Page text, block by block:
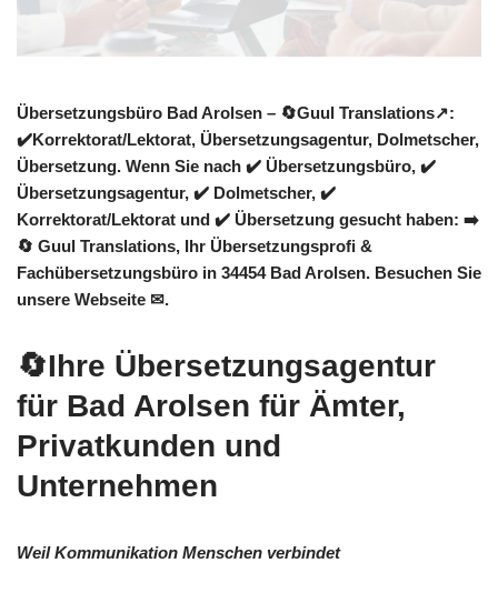
Übersetzungsbüro Bad Arolsen – 🔄Guul Translations↗️:
✔️Korrektorat/Lektorat, Übersetzungsagentur, Dolmetscher,
Übersetzung. Wenn Sie nach ✔️ Übersetzungsbüro, ✔️
Übersetzungsagentur, ✔️ Dolmetscher, ✔️
Korrektorat/Lektorat und ✔️ Übersetzung gesucht haben: ➡️
🔄 Guul Translations, Ihr Übersetzungsprofi &
Fachübersetzungsbüro in 34454 Bad Arolsen. Besuchen Sie
unsere Webseite ✉.
🔄Ihre Übersetzungsagentur
für Bad Arolsen für Ämter,
Privatkunden und
Unternehmen
Weil Kommunikation Menschen verbindet